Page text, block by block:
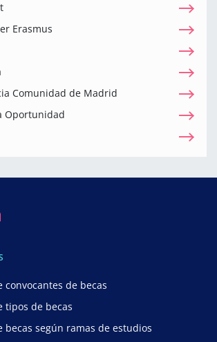
Erasmus
Comunidad de Madrid
Oportunidad
de becas
tipos de becas
becas según ramas de estudios